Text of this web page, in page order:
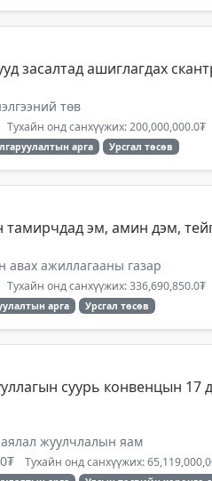
засалтад ашиглагдах
төв
Тухайн онд санхүүжих: 200,000,000.0₮
арга Урсгал төсөв
эм, амин дэм,
авах ажиллагааны газар
Тухайн онд санхүүжих: 336,690,850.0₮
арга Урсгал төсөв
суурь конвенцын
жуулчлалын яам
Тухайн онд санхүүжих: